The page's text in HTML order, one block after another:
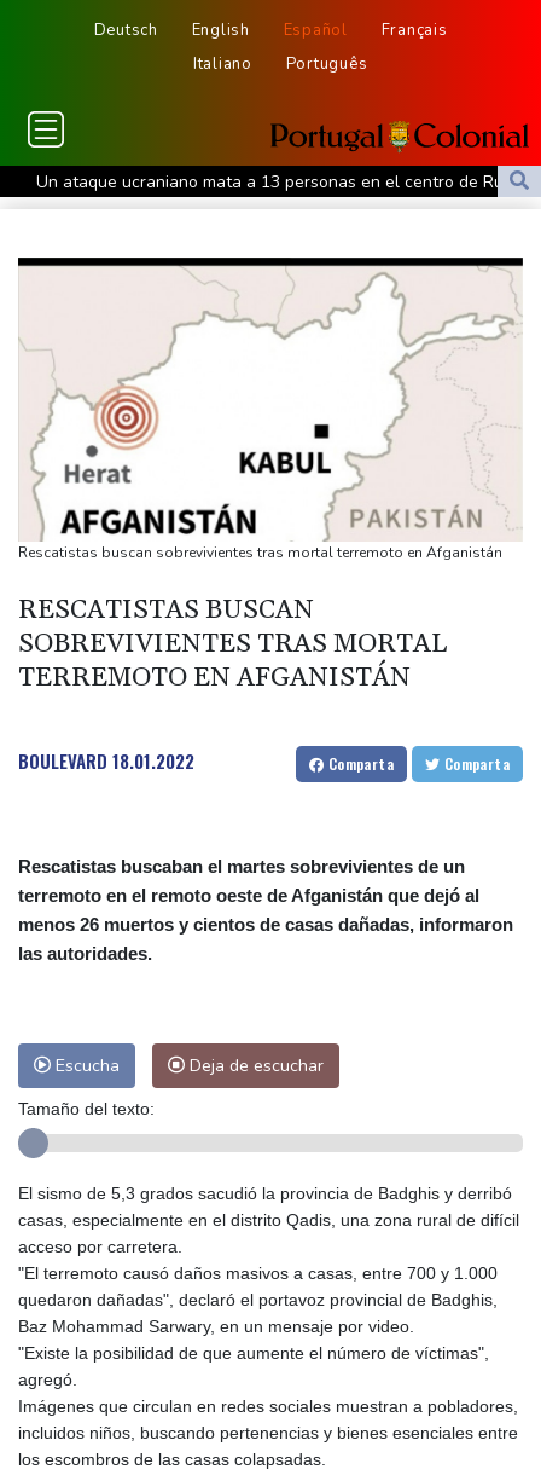
Deutsch English Español
Français
Italiano
Português
Un ataque ucraniano mata a 13 personas en el centro de Rusia
Fuerte terremoto en Colombia deja 111 muertos y 87 heridos
migratoria en Europa
Los iraníes son "jugadores de ajedrez profesionales", responde
Teherán a Trump
La autoridad islámica indonesia prohíbe a los hombres llevar
"ropa femenina" para celebrar la independencia
Julio de 2026 fue el mes más cálido de los registros en España,
empatado con el de 2022
Irán ve en el acuerdo entre Arabia Saudita, Pakistán y Turquía un
"cambio de percepción" hacia EEUU
personas (análisis AFP)
Arrancó el juicio por el asesinato del rapero Tupac Shakur, 30
años después
por fuertes vientos
Rescatistas buscan sobrevivientes tras mortal terremoto en Afganistán
RESCATISTAS BUSCAN
SOBREVIVIENTES TRAS MORTAL
TERREMOTO EN AFGANISTÁN
BOULEVARD 18.01.2022 Comparta Comparta
Rescatistas buscaban el martes sobrevivientes de un
terremoto en el remoto oeste de Afganistán que dejó al
menos 26 muertos y cientos de casas dañadas, informaron
las autoridades.
Escucha Deja de escuchar
Tamaño del texto:
El sismo de 5,3 grados sacudió la provincia de Badghis y derribó
casas, especialmente en el distrito Qadis, una zona rural de difícil
acceso por carretera.
"El terremoto causó daños masivos a casas, entre 700 y 1.000
quedaron dañadas", declaró el portavoz provincial de Badghis,
Baz Mohammad Sarwary, en un mensaje por video.
"Existe la posibilidad de que aumente el número de víctimas",
agregó.
Imágenes que circulan en redes sociales muestran a pobladores,
incluidos niños, buscando pertenencias y bienes esenciales entre
los escombros de las casas colapsadas.